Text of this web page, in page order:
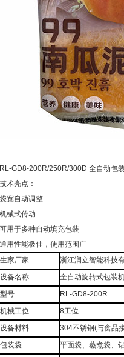
RL-GD8-200R/250R/300D 全自动包
技术亮点：
袋宽自动调整
机械式传动
可用于多种自动填充包装
通用性能极佳，使用范围广
生家厂家
浙江润立智能科技
设备名称
全自动旋转式包装
型号
RL-GD8-200R
机械工位
8工位
设备材料
304不锈钢(与食品
包装袋
平面袋、蒸煮袋、